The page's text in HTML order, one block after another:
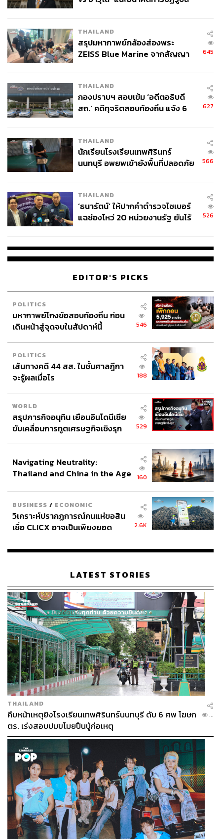
THAILAND
สรุปมหากาพย์กล้องส่องพระ
ZEISS Blue Marine จากสัญญา
จ่ายหนี้-แอบระบุแบรนด์
645
THAILAND
กองปราบฯ สอบเข้ม ‘อดีตอธิบดี
สถ.’ คดีทุจริตสอบท้องถิ่น แจ้ง 6
627
THAILAND
นักเรียนโรงเรียนเทพศิรินทร์
นนทบุรี อพยพเข้ายังพื้นที่ปลอดภัย
566
THAILAND
‘ธนารัตน์’ ให้ปากคำตำรวจไซเบอร์
แฉช่องโหว่ 20 หน่วยงานรัฐ ยันไร้
526
EDITOR'S PICKS
POLITICS
มหากาพย์โกงข้อสอบท้องถิ่น ก่อน
เดินหน้าสู่จุดจบในสัปดาห์นี้
546
POLITICS
เส้นทางคดี 44 สส. ในชั้นศาลฎีกา
จะรู้ผลเมื่อไร
188
WORLD
สรุปภารกิจอนุทิน เยือนอินโดนีเซีย
ขับเคลื่อนการทูตเศรษฐกิจเชิงรุก
529
Navigating Neutrality:
Thailand and China in the Age
160
BUSINESS / ECONOMIC
วิเคราะห์ปรากฏการณ์คนแห่ขอสิน
เชื่อ CLICX อาจเป็นเพียงยอด
เรือนไทยที่ถูกซุกไว้
2.6K
LATEST STORIES
THAILAND
คืบหน้าเหตุยิงโรงเรียนเทพศิรินทร์นนทบุรี ดับ 6 ศพ โฆษก
ตร. เร่งสอบปมขโมยปืนปู่ก่อเหตุ
...